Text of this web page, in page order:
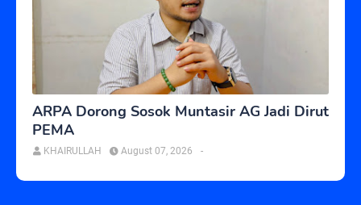
ARPA Dorong Sosok Muntasir AG Jadi Dirut
PEMA
KHAIRULLAH -
August 07, 2026